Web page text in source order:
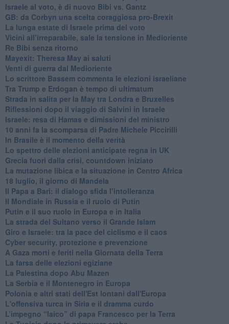
Israele al voto, è di nuovo Bibi vs. Gantz
GB: da Corbyn una scelta coraggiosa pro-Brexit
La lunga estate di Israele prima del voto
Vicini all’irreparabile, sale la tensione in Medioriente
Re Bibi senza ritorno
Mayexit: Theresa May ai saluti
Venti di guerra dal Medioriente
Lo scrittore Bassem commenta le elezioni israeliane
Tra Trump e Erdogan è tempo di ultimatum
Strada in salita per la May tra Londra e Bruxelles
Riflessioni dopo il viaggio di Salvini in Israele
Israele: resa di Hamas e dimissioni del ministro
10 anni fa la scomparsa di Padre Michele Piccirilli
In Brasile è il momento della verità
Lo spettro delle elezioni anticipate regna in UK
Grecia fuori dalla crisi, countdown iniziato
La mutazione libica e la situazione in Centro Africa
18 luglio, il giorno di Mandela
Il Papa a Bari: il dialogo sfida l’intolleranza
Il Mondiale in Russia e il ruolo di Putin
Putin e il suo ruolo in Europa e in Italia
La strada del Sultano verso il Grande Islam
Giro e Israele: tra la pace del ciclismo e il caos
Cyber security, protezione e prevenzione
A Gaza morti e feriti nella Giornata della Terra
La farsa delle elezioni egiziane
La Palestina dopo Abu Mazen
La Serbia e il Montenegro in Europa
Polonia e altri stati dell'Est lontani dall'Europa
L'offensiva turca in Siria e il dramma curdo
L’impegno “laico” di papa Francesco per la Terra